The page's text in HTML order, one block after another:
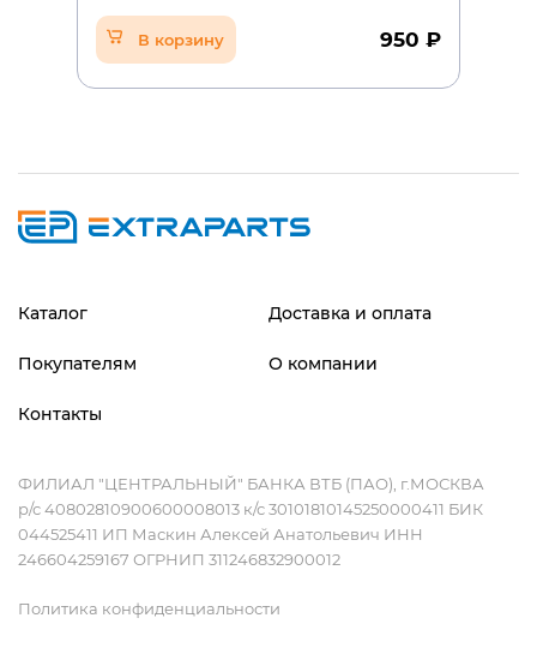
В корзину 950 ₽
Каталог Доставка и оплата
Покупателям О компании
Контакты
ФИЛИАЛ "ЦЕНТРАЛЬНЫЙ" БАНКА ВТБ (ПАО), г.МОСКВА
р/с 40802810900600008013 к/с 30101810145250000411 БИК
044525411 ИП Маскин Алексей Анатольевич ИНН
246604259167 ОГРНИП 311246832900012
Политика конфиденциальности